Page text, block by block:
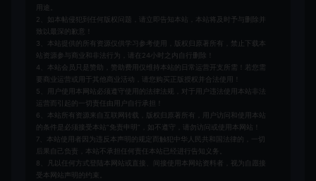
用途。
2、如本帖侵犯到任何版权问题，请立即告知本站，本站将及时予与删除并
致以最深的歉意！
3、本站提供的所有资源仅供学习参考使用，版权归原著所有，禁止下载本
站资源参与商业和非法行为，请在24小时之内自行删除！
4、本站会员只是赞助，赞助费用仅维持本站的日常运营开支所需！若您需
要商业运营或用于其他商业活动，请您购买正版授权并合法使用！
5、用户使用本网站必须遵守使用的法律法规，对于用户违法使用本站非法
运营而引起的一切责任由用户自行承担！
6、本站所有资源来自互联网转载，版权归原著所有，用户访问和使用本站
的条件是必须接受本站“免责申明”，如不遵守，请勿访问或使用本网站！
7、本站使用者因为违反本声明的规定而触犯中华人民共和国法律的，一切
后果自己负责，本站不承担任何责任本站已经进行告知义务。
8、凡以任何方式登陆本网站或直接、间接使用本网站资料者，视为自愿接
受本网站声明的约束。